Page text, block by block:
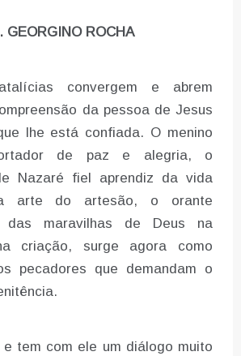
GEORGINO ROCHA
convergem e abrem
da pessoa de Jesus
lhe está confiada. O menino
de paz e alegria, o
Nazaré fiel aprendiz da vida
arte do artesão, o orante
das maravilhas de Deus na
criação, surge agora como
pecadores que demandam o
tem com ele um diálogo muito